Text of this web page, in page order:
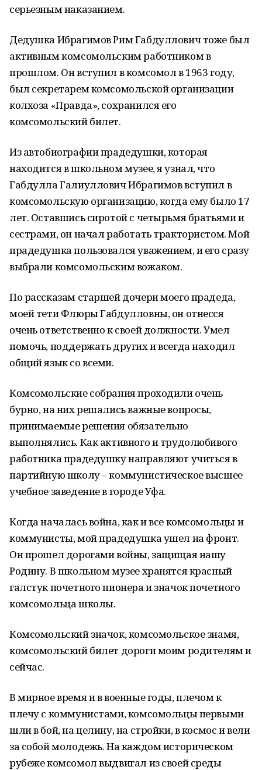
серьезным наказанием.
Дедушка Ибрагимов Рим Габдуллович тоже был
активным комсомольским работником в
прошлом. Он вступил в комсомол в 1963 году,
был секретарем комсомольской организации
колхоза «Правда», сохранился его
комсомольский билет.
Из автобиографии прадедушки, которая
находится в школьном музее, я узнал, что
Габдулла Галиуллович Ибрагимов вступил в
комсомольскую организацию, когда ему было 17
лет. Оставшись сиротой с четырьмя братьями и
сестрами, он начал работать трактористом. Мой
прадедушка пользовался уважением, и его сразу
выбрали комсомольским вожаком.
По рассказам старшей дочери моего прадеда,
моей тети Флюры Габдулловны, он отнесся
очень ответственно к своей должности. Умел
помочь, поддержать других и всегда находил
общий язык со всеми.
Комсомольские собрания проходили очень
бурно, на них решались важные вопросы,
принимаемые решения обязательно
выполнялись. Как активного и трудолюбивого
работника прадедушку направляют учиться в
партийную школу – коммунистическое высшее
учебное заведение в городе Уфа.
Когда началась война, как и все комсомольцы и
коммунисты, мой прадедушка ушел на фронт.
Он прошел дорогами войны, защищая нашу
Родину. В школьном музее хранятся красный
галстук почетного пионера и значок почетного
комсомольца школы.
Комсомольский значок, комсомольское знамя,
комсомольский билет дороги моим родителям и
сейчас.
В мирное время и в военные годы, плечом к
плечу с коммунистами, комсомольцы первыми
шли в бой, на целину, на стройки, в космос и вели
за собой молодежь. На каждом историческом
рубеже комсомол выдвигал из своей среды